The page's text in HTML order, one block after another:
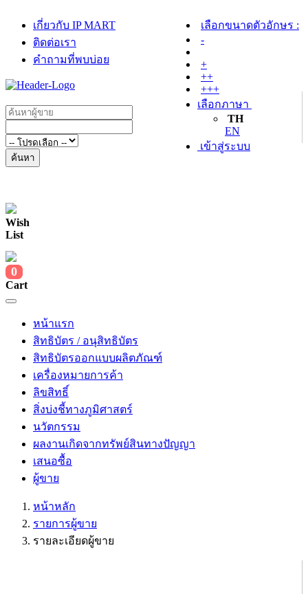
เกี่ยวกับ IP MART
ติดต่อเรา
คำถามที่พบบ่อย
เลือกขนาดตัวอักษร :
-
+
++
+++
เลือกภาษา
TH
EN
เข้าสู่ระบบ
ค้นหา
Wish
List
0
Cart
หน้าแรก
สิทธิบัตร / อนุสิทธิบัตร
สิทธิบัตรออกแบบผลิตภัณฑ์
เครื่องหมายการค้า
ลิขสิทธิ์
สิ่งบ่งชี้ทางภูมิศาสตร์
นวัตกรรม
ผลงานเกิดจากทรัพย์สินทางปัญญา
เสนอซื้อ
ผู้ขาย
หน้าหลัก
รายการผู้ขาย
รายละเอียดผู้ขาย